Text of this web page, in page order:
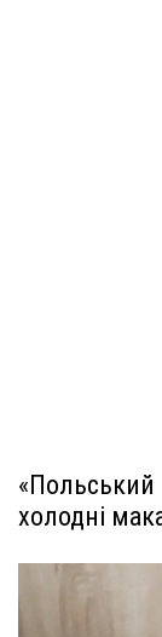
холодні